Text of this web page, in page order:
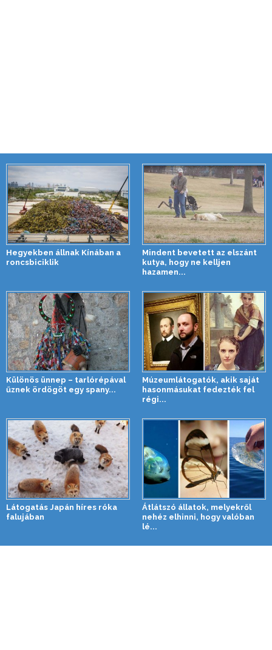
Hegyekben állnak Kínában a
roncsbiciklik
Mindent bevetett az elszánt
kutya, hogy ne kelljen
hazamen...
Különös ünnep – tarlórépával
űznek ördögöt egy spany...
Múzeumlátogatók, akik saját
hasonmásukat fedezték fel
régi...
Látogatás Japán híres róka
falujában
Átlátszó állatok, melyekről
nehéz elhinni, hogy valóban
lé...